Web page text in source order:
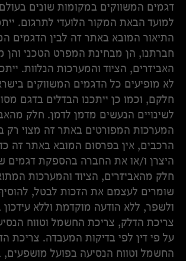
דגמים המשווקים במקומות שונים
למועד הבאת המקור הלועדי לתרגום.
התיאור המובא באתר זה לבין הדגמים
חברתנו, הן מבחינת המפרט הטכני והן
האביזרים, הציוד והמערכות הנלוות.
לא מופיעים כל הדגמים המשווקים
חלקם, וכמו כן ייתכנו הבדלים בדגם
לשינויים הנעשים מדמן לדמן. חלק
המערכות המפורטים באתר זה מצוי רק
הרכבים, אין בפרסום המובא באתר זה
היצרן ו/או את החברה בהספקת דגמים
חלק מהאביזרים, הציוד והמערכות
שומרים לעצמם את הזכות לבטל,
ולשפר, ללא הודעה מוקדמת וללא
צריכת הדלק, צריכת החשמל וטווח
על פי דין לפי בדיקות המעבדה. צריכת
החשמל וטווח הנסיעה בפועל מושפעים,